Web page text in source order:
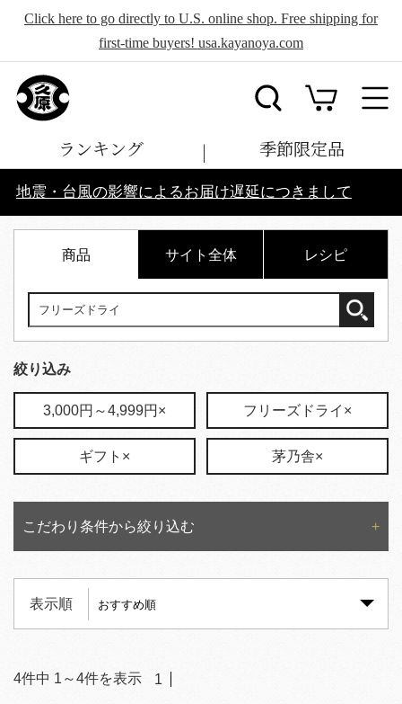
Click here to go directly to U.S. online shop. Free shipping for
first-time buyers! usa.kayanoya.com
ランキング 季節限定品
地震・台風の影響によるお届け遅延につきまして
商品 サイト全体 レシピ
絞り込み
3,000円～4,999円× フリーズドライ×
ギフト× 茅乃舎×
こだわり条件から絞り込む
表示順
4件中 1 ～4件を表示 1